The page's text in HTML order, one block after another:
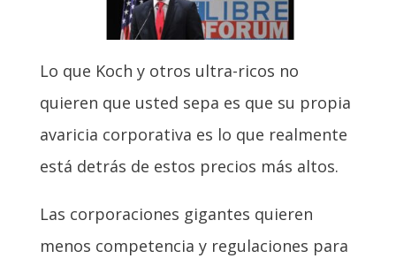
Lo que Koch y otros ultra-ricos no
quieren que usted sepa es que su propia
avaricia corporativa es lo que realmente
está detrás de estos precios más altos.
Las corporaciones gigantes quieren
menos competencia y regulaciones para